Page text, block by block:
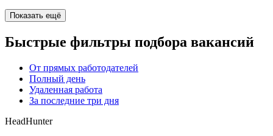
Показать ещё
Быстрые фильтры подбора вакансий
От прямых работодателей
Полный день
Удаленная работа
За последние три дня
HeadHunter